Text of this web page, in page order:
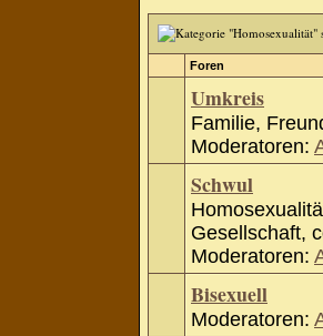
Foren
Umkreis
Familie,
Moderatoren:
Schwul
Gesellschaft,
Moderatoren:
Bisexuell
Moderatoren: